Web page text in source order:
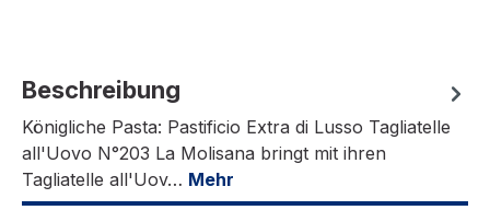
Beschreibung
Königliche Pasta: Pastificio Extra di Lusso Tagliatelle
all'Uovo N°203 La Molisana bringt mit ihren
Tagliatelle all'Uov… Mehr